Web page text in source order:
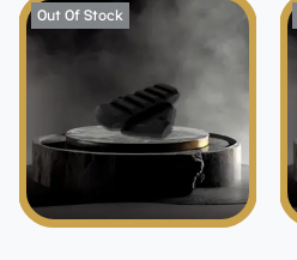
Out Of Stock